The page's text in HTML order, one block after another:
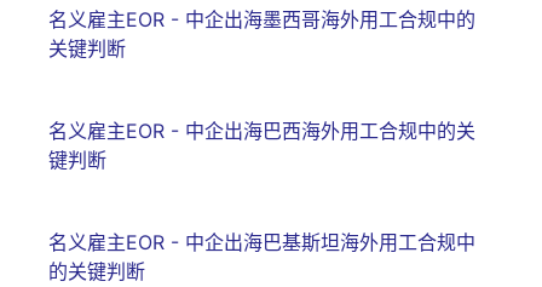
名义雇主EOR - 中企出海墨西哥海外用工合规中的
关键判断
名义雇主EOR - 中企出海巴西海外用工合规中的关
键判断
名义雇主EOR - 中企出海巴基斯坦海外用工合规中
的关键判断